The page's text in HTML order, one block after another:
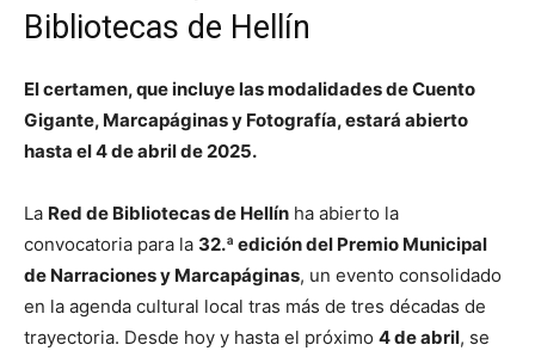
Bibliotecas de Hellín
El certamen, que incluye las modalidades de Cuento
Gigante, Marcapáginas y Fotografía, estará abierto
hasta el 4 de abril de 2025.
La Red de Bibliotecas de Hellín ha abierto la
convocatoria para la 32.ª edición del Premio Municipal
de Narraciones y Marcapáginas, un evento consolidado
en la agenda cultural local tras más de tres décadas de
trayectoria. Desde hoy y hasta el próximo 4 de abril, se